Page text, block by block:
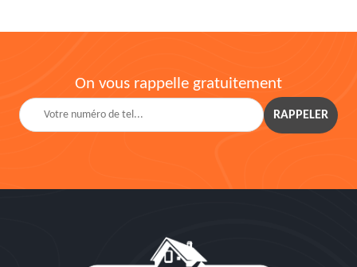
On vous rappelle gratuitement